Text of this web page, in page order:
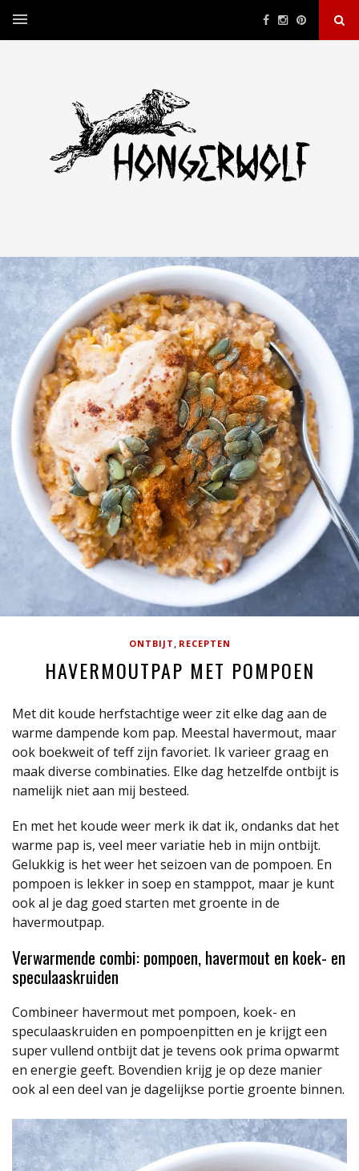
ONTBIJT , RECEPTEN
HAVERMOUTPAP MET POMPOEN
Met dit koude herfstachtige weer zit elke dag aan de
warme dampende kom pap. Meestal havermout, maar
ook boekweit of teff zijn favoriet. Ik varieer graag en
maak diverse combinaties. Elke dag hetzelfde ontbijt is
namelijk niet aan mij besteed.
En met het koude weer merk ik dat ik, ondanks dat het
warme pap is, veel meer variatie heb in mijn ontbijt.
Gelukkig is het weer het seizoen van de pompoen. En
pompoen is lekker in soep en stamppot, maar je kunt
ook al je dag goed starten met groente in de
havermoutpap.
Verwarmende combi: pompoen, havermout en koek- en
speculaaskruiden
Combineer havermout met pompoen, koek- en
speculaaskruiden en pompoenpitten en je krijgt een
super vullend ontbijt dat je tevens ook prima opwarmt
en energie geeft. Bovendien krijg je op deze manier
ook al een deel van je dagelijkse portie groente binnen.